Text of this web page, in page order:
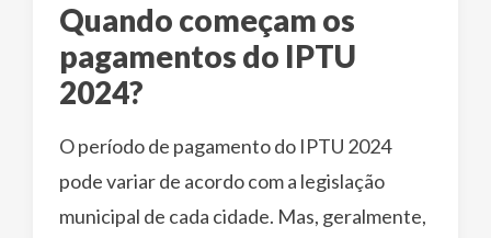
Quando começam os
pagamentos do IPTU
2024?
O período de pagamento do IPTU 2024
pode variar de acordo com a legislação
municipal de cada cidade. Mas, geralmente,